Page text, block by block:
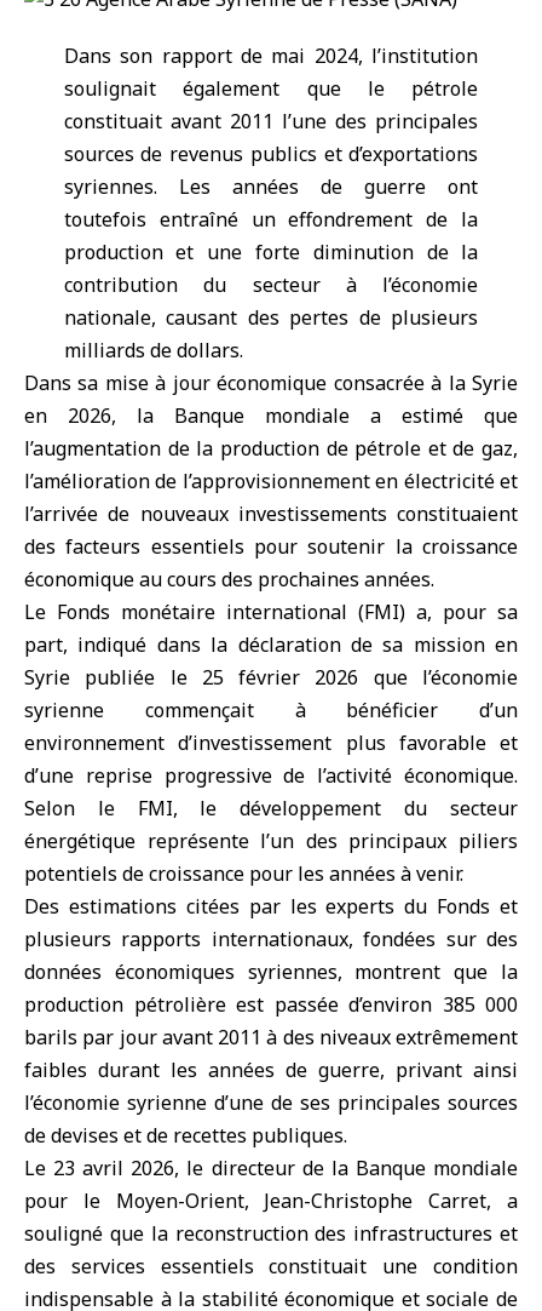
Dans son rapport de mai 2024, l’institution
soulignait également que le pétrole
constituait avant 2011 l’une des principales
sources de revenus publics et d’exportations
syriennes. Les années de guerre ont
toutefois entraîné un effondrement de la
production et une forte diminution de la
contribution du secteur à l’économie
nationale, causant des pertes de plusieurs
milliards de dollars.
Dans sa mise à jour économique consacrée à la Syrie
en 2026, la Banque mondiale a estimé que
l’augmentation de la production de pétrole et de gaz,
l’amélioration de l’approvisionnement en électricité et
l’arrivée de nouveaux investissements constituaient
des facteurs essentiels pour soutenir la croissance
économique au cours des prochaines années.
Le Fonds monétaire international (FMI) a, pour sa
part, indiqué dans la déclaration de sa mission en
Syrie publiée le 25 février 2026 que l’économie
syrienne commençait à bénéficier d’un
environnement d’investissement plus favorable et
d’une reprise progressive de l’activité économique.
Selon le FMI, le développement du secteur
énergétique représente l’un des principaux piliers
potentiels de croissance pour les années à venir.
Des estimations citées par les experts du Fonds et
plusieurs rapports internationaux, fondées sur des
données économiques syriennes, montrent que la
production pétrolière est passée d’environ 385 000
barils par jour avant 2011 à des niveaux extrêmement
faibles durant les années de guerre, privant ainsi
l’économie syrienne d’une de ses principales sources
de devises et de recettes publiques.
Le 23 avril 2026, le directeur de la Banque mondiale
pour le Moyen-Orient, Jean-Christophe Carret, a
souligné que la reconstruction des infrastructures et
des services essentiels constituait une condition
indispensable à la stabilité économique et sociale de